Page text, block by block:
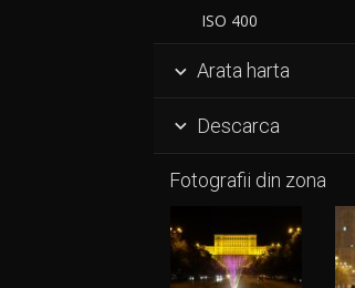
ISO 400
 Arata harta
 Descarca
Fotografii din zona